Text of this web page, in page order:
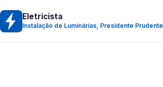
Eletricista
Instalação de Luminárias, Presidente Prudente